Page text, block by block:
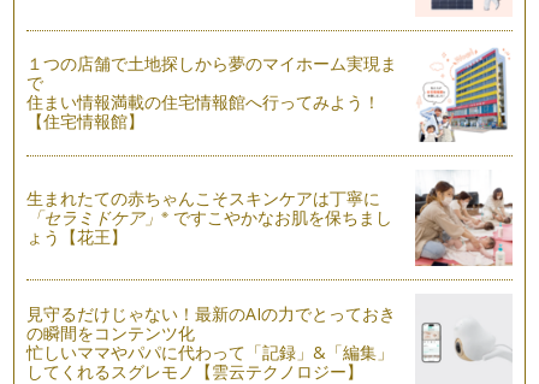
出産後はじめての旅行。毎日の育児も頑張ってるし、たまには
のんびりリフレッシュしたい！ そん…
１つの店舗で土地探しから夢のマイホーム実現ま
で
住まい情報満載の住宅情報館へ行ってみよう！
【住宅情報館】
生まれたての赤ちゃんこそスキンケアは丁寧に
「セラミドケア」※ ですこやかなお肌を保ちまし
ょう【花王】
見守るだけじゃない！最新のAIの力でとっておき
の瞬間をコンテンツ化
忙しいママやパパに代わって「記録」&「編集」
してくれるスグレモノ【雲云テクノロジー】